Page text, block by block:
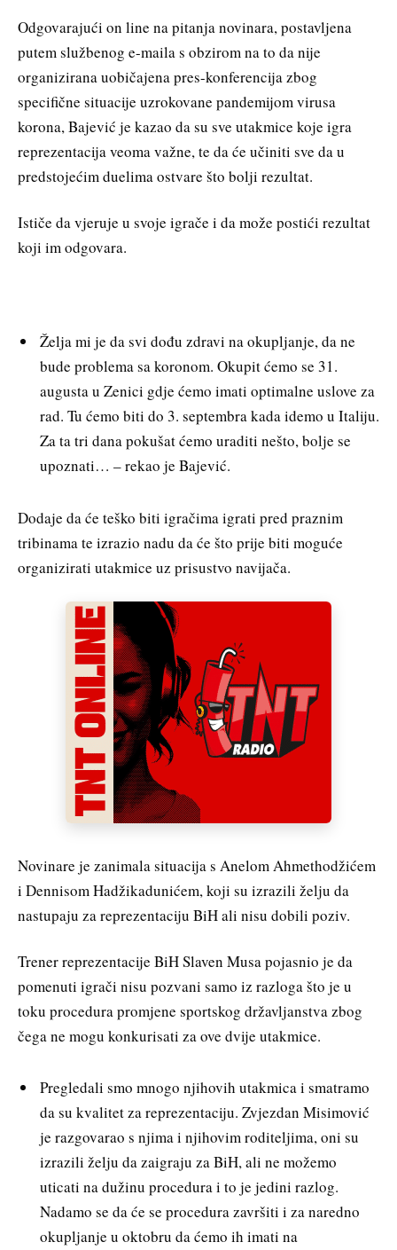
Odgovarajući on line na pitanja novinara, postavljena
putem službenog e-maila s obzirom na to da nije
organizirana uobičajena pres-konferencija zbog
specifične situacije uzrokovane pandemijom virusa
korona, Bajević je kazao da su sve utakmice koje igra
reprezentacija veoma važne, te da će učiniti sve da u
predstojećim duelima ostvare što bolji rezultat.
Ističe da vjeruje u svoje igrače i da može postići rezultat
koji im odgovara.
Želja mi je da svi dođu zdravi na okupljanje, da ne
bude problema sa koronom. Okupit ćemo se 31.
augusta u Zenici gdje ćemo imati optimalne uslove za
rad. Tu ćemo biti do 3. septembra kada idemo u Italiju.
Za ta tri dana pokušat ćemo uraditi nešto, bolje se
upoznati… – rekao je Bajević.
Dodaje da će teško biti igračima igrati pred praznim
tribinama te izrazio nadu da će što prije biti moguće
organizirati utakmice uz prisustvo navijača.
Novinare je zanimala situacija s Anelom Ahmethodžićem
i Dennisom Hadžikadunićem, koji su izrazili želju da
nastupaju za reprezentaciju BiH ali nisu dobili poziv.
Trener reprezentacije BiH Slaven Musa pojasnio je da
pomenuti igrači nisu pozvani samo iz razloga što je u
toku procedura promjene sportskog državljanstva zbog
čega ne mogu konkurisati za ove dvije utakmice.
Pregledali smo mnogo njihovih utakmica i smatramo
da su kvalitet za reprezentaciju. Zvjezdan Misimović
je razgovarao s njima i njihovim roditeljima, oni su
izrazili želju da zaigraju za BiH, ali ne možemo
uticati na dužinu procedura i to je jedini razlog.
Nadamo se da će se procedura završiti i za naredno
okupljanje u oktobru da ćemo ih imati na